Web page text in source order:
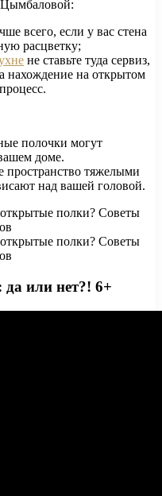
Цымбаловой:
всего, если у вас стена
расцветку;
не ставьте туда сервиз,
нахождение на открытом
полочки могут
доме.
пространство тяжелыми
над вашей головой.
или нет?! 6+